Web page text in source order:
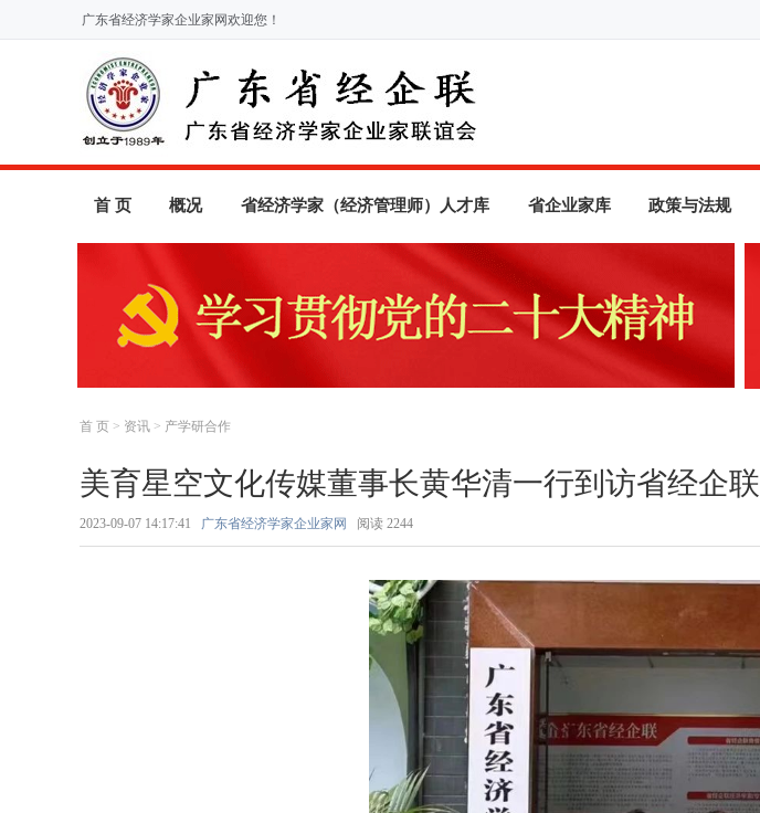
广东省经济学家企业家网欢迎您！
首 页 概况 省经济学家（经济管理师）人才库 省企业家库 政策与法规
首 页 > 资讯 > 产学研合作
美育星空文化传媒董事长黄华清一行到访省经企联
2023-09-07 14:17:41 广东省经济学家企业家网 阅读 2244